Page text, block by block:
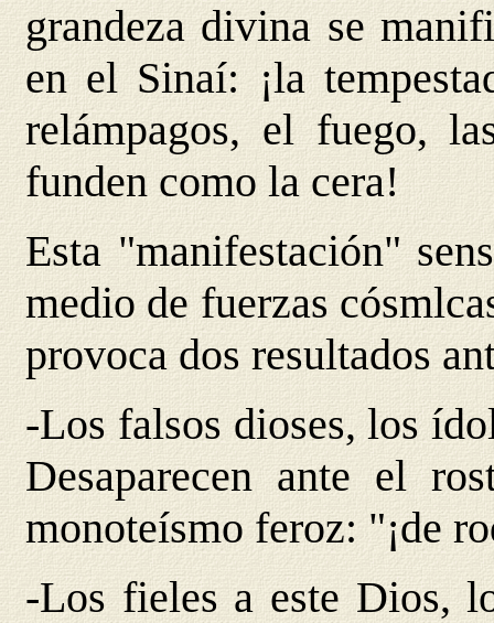
grandeza divina se
en el Sinaí: ¡la
relámpagos, el fuego,
funden como la cera!
Esta "manifestación"
medio de fuerzas
provoca dos resultados
-Los falsos dioses, los
Desaparecen ante el
monoteísmo feroz: "¡de
-Los fieles a este Dios,